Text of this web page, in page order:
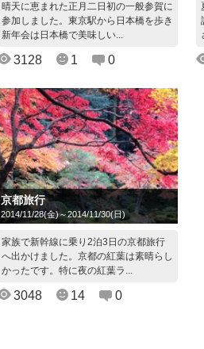
晴天に恵まれた正月二日初の一般参賀に
参加しました。東京駅から日本橋を歩き
新年会は日本橋で美味しい...
3128 1 0
京都旅行
2014/11/28(金)～2014/11/30(日)
家族で新幹線に乗り2泊3日の京都旅行
へ出かけました。京都の紅葉は素晴らし
かったです。特に夜の紅葉ラ...
3048 14 0